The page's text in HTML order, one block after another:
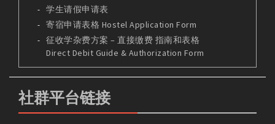
学生请假申请表
寄宿申请表格 Hostel Application Form
征收学杂费方案 – 直接缴费 指南和表格
Direct Debit Guide & Authorization Form
社群平台链接